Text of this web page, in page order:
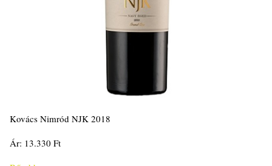
Kovács Nimród NJK 2018
Ár: 13.330 Ft